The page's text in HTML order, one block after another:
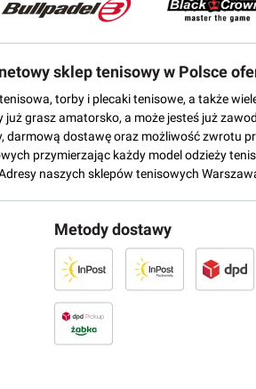
sklep tenisowy w Polsce
torby i plecaki tenisowe, a także
już grasz amatorsko, a może jesteś już
dostawę oraz możliwość zwrotu
przymierzając każdy model odzieży
naszych sklepów tenisowych
Metody dostawy